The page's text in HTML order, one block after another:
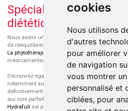
cookies
Nous utilisons
d'autres
pour améliorer
de navigation
vous montrer
personnalisé et
ciblées, pour
Spécialisation en
diététique
Nous avons un engouement particulier pour la
de rééquilibrer des carences ou d'améliorer
La phytothérapie
l'aromathérapiesont souvent
médicamenteux lorsqu'ils sont bien conseillés.
Découvrez également les protéines et les
notamment au sein de la gamme française
définitivement axée sur le choix qualitatif des
qui scie parfaitement aux besoins de chaque
Hydrafull est pensée pour une hydratation